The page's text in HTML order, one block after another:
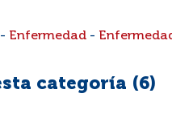
- Enfermedad -
categoría (6)